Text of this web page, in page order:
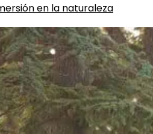
en la naturaleza